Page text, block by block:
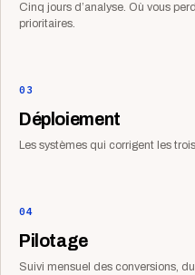
Cinq jours d’analyse. Où vous
prioritaires.
03
Déploiement
Les systèmes qui corrigent les
04
Pilotage
Suivi mensuel des conversions,